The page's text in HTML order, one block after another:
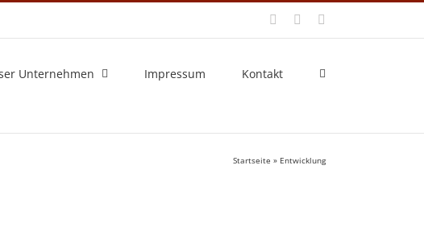
Facebook
Unternehmen Impressum Kontakt
Startseite » Entwicklung